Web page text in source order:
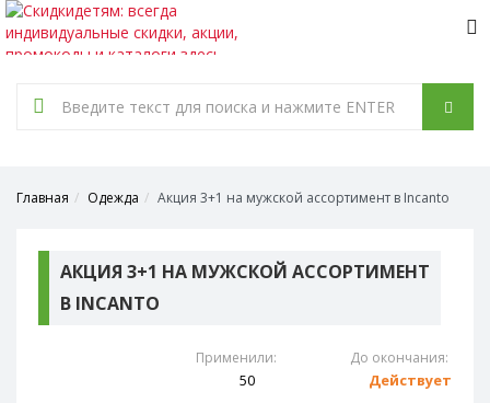
Главная Одежда Акция 3+1 на мужской ассортимент в Incanto
АКЦИЯ 3+1 НА МУЖСКОЙ АССОРТИМЕНТ
В INCANTO
Применили:
50
До окончания:
Действует